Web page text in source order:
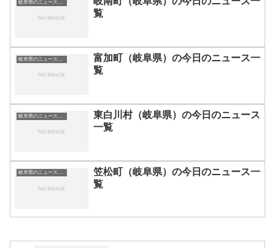
覧
富加町（岐阜県）の今日のニュース一
覧
東白川村（岐阜県）の今日のニュース
一覧
岐阜県のニュース一覧
笠松町（岐阜県）の今日のニュース一
覧